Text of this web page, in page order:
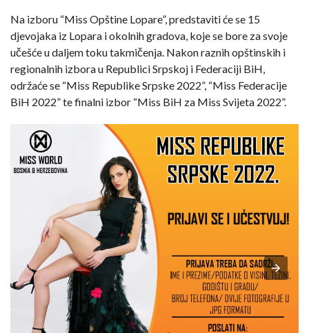
Na izboru “Miss Opštine Lopare”, predstaviti će se 15
djevojaka iz Lopara i okolnih gradova, koje se bore za svoje
učešće u daljem toku takmičenja. Nakon raznih opštinskih i
regionalnih izbora u Republici Srpskoj i Federaciji BiH,
održaće se “Miss Republike Srpske 2022”, “Miss Federacije
BiH 2022” te finalni izbor “Miss BiH za Miss Svijeta 2022”.